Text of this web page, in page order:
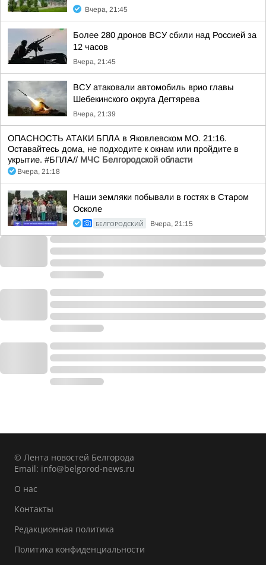
Вчера, 21:45
Более 280 дронов ВСУ сбили над Россией за
12 часов
Вчера, 21:45
ВСУ атаковали автомобиль врио главы
Шебекинского округа Дегтярева
Вчера, 21:39
ОПАСНОСТЬ АТАКИ БПЛА в Яковлевском МО. 21:16.
Оставайтесь дома, не подходите к окнам или пройдите в
укрытие. #БПЛА// МЧС Белгородской области
Вчера, 21:18
Наши земляки побывали в гостях в Старом
Осколе
БЕЛГОРОДСКИЙ Вчера, 21:15
© Лента новостей Белгорода
Email: info@belgorod-news.ru
О нас
Контакты
Редакционная политика
Политика конфиденциальности